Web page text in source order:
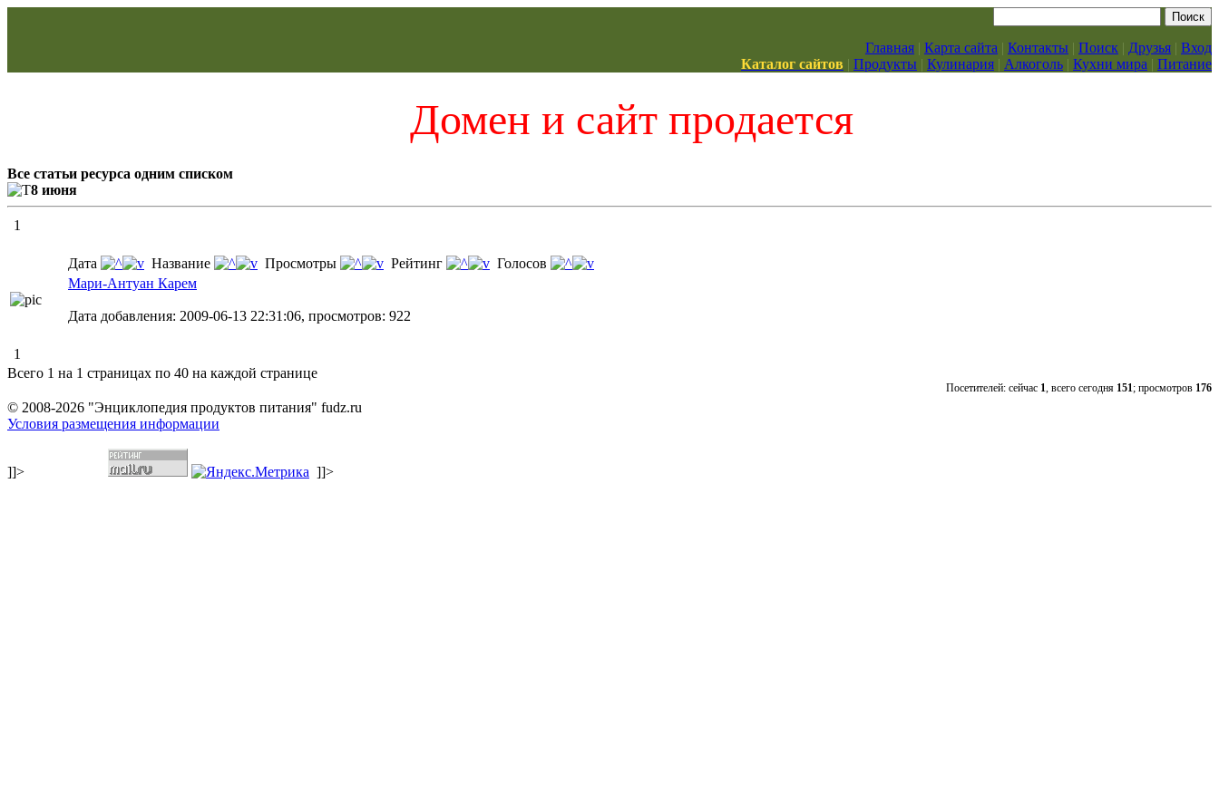
Главная | Карта сайта | Контакты | Поиск | Друзья | Вход
Каталог сайтов | Продукты | Кулинария | Алкоголь | Кухни мира | Питание
Домен и сайт продается
Все статьи ресурса одним списком
8 июня
1
Дата Название Просмотры Рейтинг
Голосов
Мари-Антуан Карем
Дата добавления: 2009-06-13 22:31:06, просмотров: 922
1
Всего 1 на 1 страницах по 40 на каждой странице
Посетителей: сейчас 1, всего сегодня 151; просмотров 176
© 2008-2026 "Энциклопедия продуктов питания" fudz.ru
Условия размещения информации
]]> ]]>